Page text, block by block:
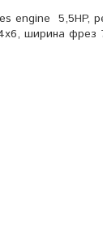
engine 5,5HP,
4х6, ширина